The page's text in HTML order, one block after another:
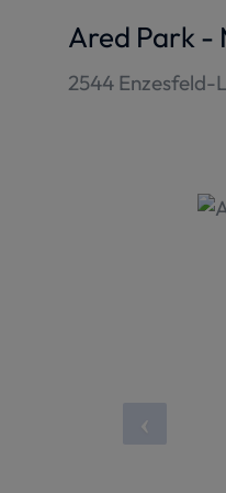
Ared Park -
2544 Enzesfeld-